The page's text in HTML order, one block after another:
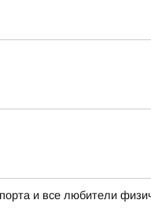
и все любители